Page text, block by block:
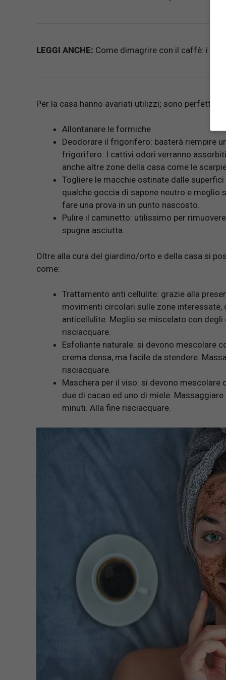
LEGGI ANCHE: Come dimagrire con il caffè: i
Per la casa hanno avariati utilizzi; sono perfetti per:
Allontanare le formiche
Deodorare il frigorifero: basterà riempire
frigorifero. I cattivi odori verranno
anche altre zone della casa come le
Togliere le macchie ostinate dalle
qualche goccia di sapone neutro e
fare una prova in un punto nascosto.
Pulire il caminetto: utilissimo per
spugna asciutta.
Oltre alla cura del giardino/orto e della casa si
come:
Trattamento anti cellulite: grazie alla
movimenti circolari sulle zone
anticellulite. Meglio se miscelato con
risciacquare.
Esfoliante naturale: si devono mescolare
crema densa, ma facile da stendere.
risciacquare.
Maschera per il viso: si devono
due di cacao ed uno di miele.
minuti. Alla fine risciacquare.